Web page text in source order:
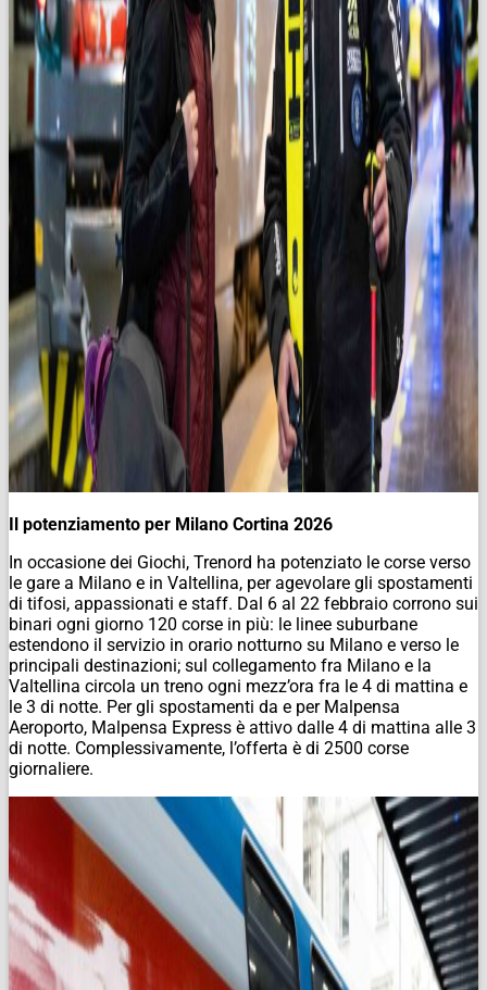
Il potenziamento per Milano Cortina 2026
In occasione dei Giochi, Trenord ha potenziato le corse verso
le gare a Milano e in Valtellina, per agevolare gli spostamenti
di tifosi, appassionati e staff. Dal 6 al 22 febbraio corrono sui
binari ogni giorno 120 corse in più: le linee suburbane
estendono il servizio in orario notturno su Milano e verso le
principali destinazioni; sul collegamento fra Milano e la
Valtellina circola un treno ogni mezz’ora fra le 4 di mattina e
le 3 di notte. Per gli spostamenti da e per Malpensa
Aeroporto, Malpensa Express è attivo dalle 4 di mattina alle 3
di notte. Complessivamente, l’offerta è di 2500 corse
giornaliere.